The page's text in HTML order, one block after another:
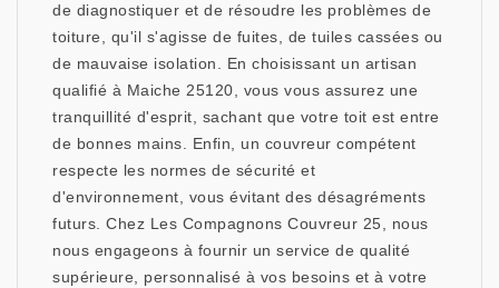
de diagnostiquer et de résoudre les problèmes de
toiture, qu'il s'agisse de fuites, de tuiles cassées ou
de mauvaise isolation. En choisissant un artisan
qualifié à Maiche 25120, vous vous assurez une
tranquillité d'esprit, sachant que votre toit est entre
de bonnes mains. Enfin, un couvreur compétent
respecte les normes de sécurité et
d'environnement, vous évitant des désagréments
futurs. Chez Les Compagnons Couvreur 25, nous
nous engageons à fournir un service de qualité
supérieure, personnalisé à vos besoins et à votre